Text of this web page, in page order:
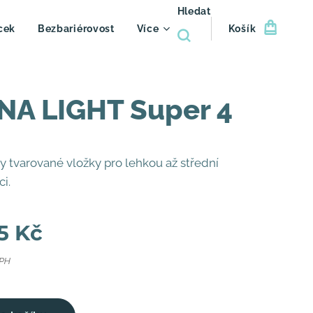
Bezbariérovost Více
Hledat
Košík
LIGHT Super 4
tvarované vložky pro lehkou až střední
Kč